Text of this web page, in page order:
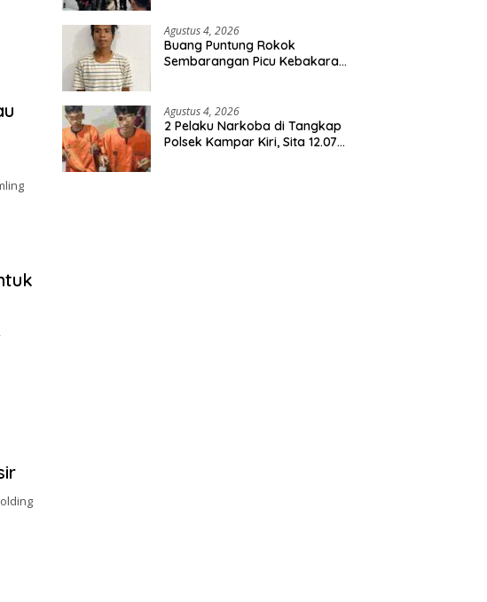
Agustus 4, 2026
Buang Puntung Rokok
Sembarangan Picu Kebakaran
Agustus 4, 2026
2 Pelaku Narkoba di Tangkap
Polsek Kampar Kiri, Sita 12.07